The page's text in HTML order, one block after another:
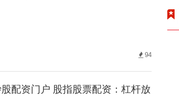
94
配资门户 股指股票配资：杠杆放